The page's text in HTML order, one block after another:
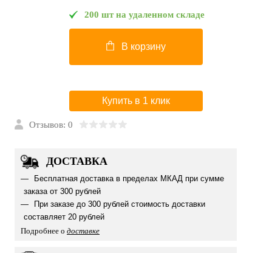
200 шт на удаленном складе
В корзину
Купить в 1 клик
Отзывов: 0
ДОСТАВКА
Бесплатная доставка в пределах МКАД при сумме
заказа от 300 рублей
При заказе до 300 рублей стоимость доставки
составляет 20 рублей
Подробнее о доставке